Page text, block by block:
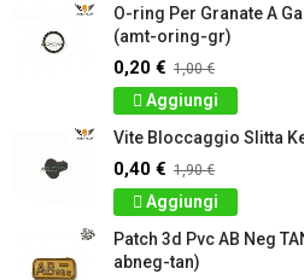
O-ring Per Granate A
(amt-oring-gr)
0,20 € 1,00 €
Aggiungi
Vite Bloccaggio Slitta
0,40 € 1,90 €
Aggiungi
Patch 3d Pvc AB Neg
abneg-tan)